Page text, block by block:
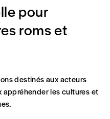
pour
roms et
de
magazine de
à
destinés aux acteurs
les cultures et